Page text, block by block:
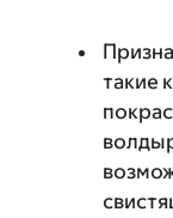
такие